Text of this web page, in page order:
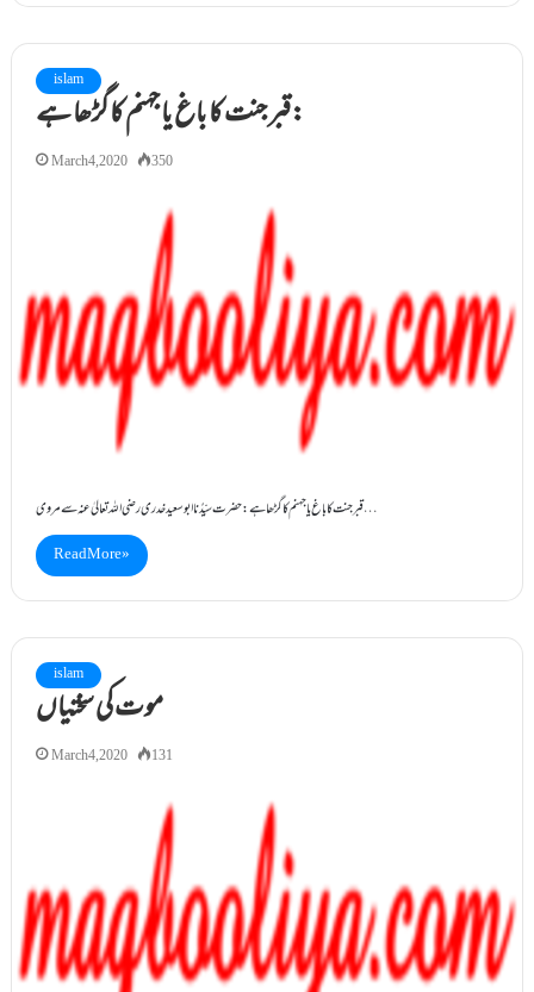
islam
قبر جنت کا باغ یا جہنم کا گڑھا ہے:
March 4, 2020 350
قبر جنت کا باغ یا جہنم کا گڑھا ہے: حضرت سیِّدُنا ابو سعید خدری رضی اللہ تعالیٰ عنہ سے مروی…
Read More »
islam
موت کی سختیاں
March 4, 2020 131